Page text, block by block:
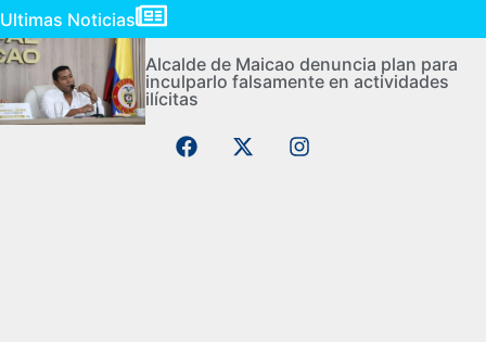
Ultimas Noticias
Alcalde de Maicao denuncia plan para
inculparlo falsamente en actividades
ilícitas